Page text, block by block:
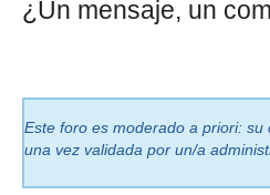
¿Un mensaje, un
Este foro es moderado a priori: su
una vez validada por un/a